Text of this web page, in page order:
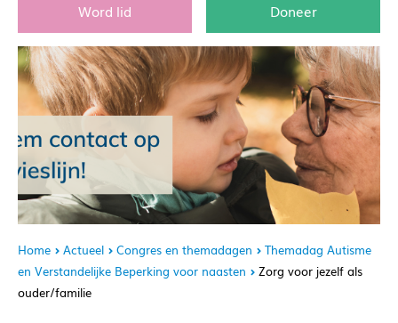
Word lid Doneer
Home Actueel Congres en themadagen
Themadag Autisme
en Verstandelijke Beperking voor naasten
Zorg voor jezelf als
ouder/familie